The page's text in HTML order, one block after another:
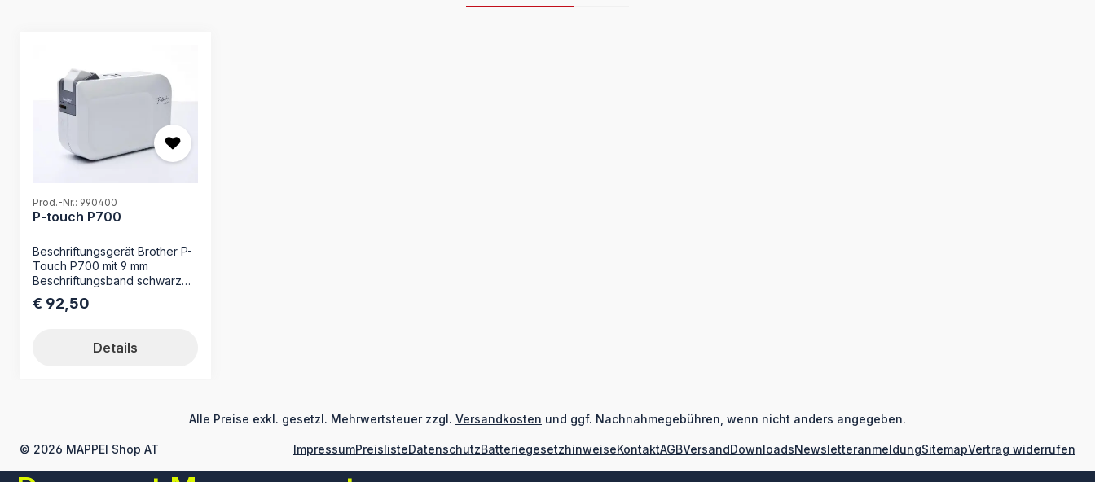
Prod.-Nr.: 990400
P-touch P700
Beschriftungsgerät Brother P-
Touch P700 mit 9 mm
Beschriftungsband schwarz
auf transparent mit 24 mm
Beschriftungsband schwarz
Netzadapter, CD-ROM
(Etikettendesign-Software,
Regulärer Preis:
€ 92,50
Details
Alle Preise exkl. gesetzl. Mehrwertsteuer zzgl. Versandkosten und ggf. Nachnahmegebühren, wenn nicht anders angegeben.
© 2026 MAPPEI Shop AT ImpressumPreislisteDatenschutzBatteriegesetzhinweiseKontaktAGBVersandDownloadsNewsletteranmeldungSitemapVertrag widerrufen